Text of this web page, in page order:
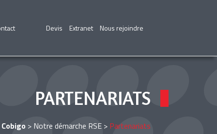
Devis Extranet Nous rejoindre
PARTENARIATS
Cobigo > Notre démarche RSE > Partenariats